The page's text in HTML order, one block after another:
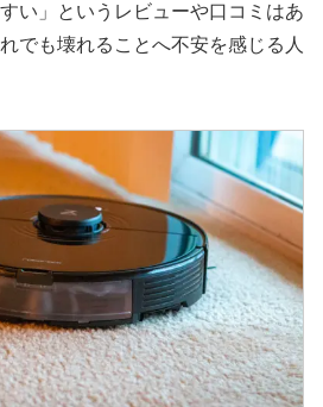
い」というレビューや口コミはあ
でも壊れることへ不安を感じる人